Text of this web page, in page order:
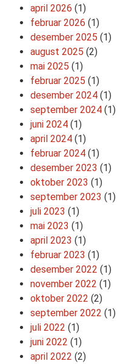
april 2026 (1)
februar 2026 (1)
desember 2025 (1)
august 2025 (2)
mai 2025 (1)
februar 2025 (1)
desember 2024 (1)
september 2024 (1)
juni 2024 (1)
april 2024 (1)
februar 2024 (1)
desember 2023 (1)
oktober 2023 (1)
september 2023 (1)
juli 2023 (1)
mai 2023 (1)
april 2023 (1)
februar 2023 (1)
desember 2022 (1)
november 2022 (1)
oktober 2022 (2)
september 2022 (1)
juli 2022 (1)
juni 2022 (1)
april 2022 (2)